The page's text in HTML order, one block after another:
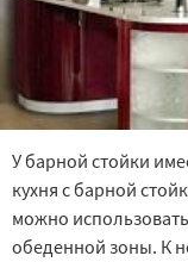
У барной стойки
кухня с барной
можно
обеденной зоны. К